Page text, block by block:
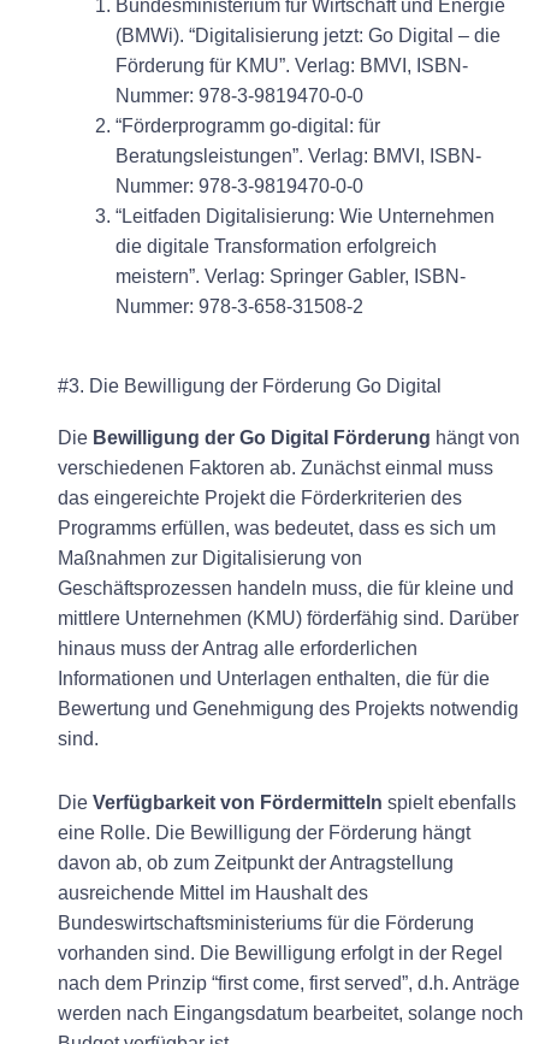
Bundesministerium für Wirtschaft und Energie
(BMWi). “Digitalisierung jetzt: Go Digital – die
Förderung für KMU”. Verlag: BMVI, ISBN-
Nummer: 978-3-9819470-0-0
“Förderprogramm go-digital: für
Beratungsleistungen”. Verlag: BMVI, ISBN-
Nummer: 978-3-9819470-0-0
“Leitfaden Digitalisierung: Wie Unternehmen
die digitale Transformation erfolgreich
meistern”. Verlag: Springer Gabler, ISBN-
Nummer: 978-3-658-31508-2
#3. Die Bewilligung der Förderung Go Digital
Die Bewilligung der Go Digital Förderung hängt von
verschiedenen Faktoren ab. Zunächst einmal muss
das eingereichte Projekt die Förderkriterien des
Programms erfüllen, was bedeutet, dass es sich um
Maßnahmen zur Digitalisierung von
Geschäftsprozessen handeln muss, die für kleine und
mittlere Unternehmen (KMU) förderfähig sind. Darüber
hinaus muss der Antrag alle erforderlichen
Informationen und Unterlagen enthalten, die für die
Bewertung und Genehmigung des Projekts notwendig
sind.
Die Verfügbarkeit von Fördermitteln spielt ebenfalls
eine Rolle. Die Bewilligung der Förderung hängt
davon ab, ob zum Zeitpunkt der Antragstellung
ausreichende Mittel im Haushalt des
Bundeswirtschaftsministeriums für die Förderung
vorhanden sind. Die Bewilligung erfolgt in der Regel
nach dem Prinzip “first come, first served”, d.h. Anträge
werden nach Eingangsdatum bearbeitet, solange noch